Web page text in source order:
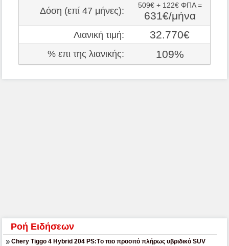
Δόση (επί 47 μήνες):
509€ + 122€ ΦΠΑ =
631€/μήνα
Λιανική τιμή: 32.770€
% επι της λιανικής: 109%
Ροή Ειδήσεων
Chery Tiggo 4 Hybrid 204 PS:Tο πιο προσιτό πλήρως υβριδικό SUV